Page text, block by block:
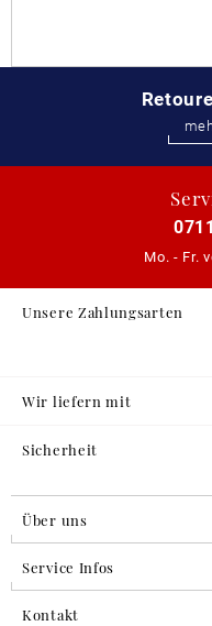
Mo. - Fr.
Unsere Zahlungsarten
Wir liefern mit
Sicherheit
Über uns
Service Infos
Kontakt